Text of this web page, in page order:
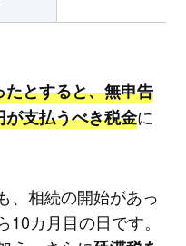
とすると、無申告
支払うべき税金に
、相続の開始があっ
カ月目の日です。